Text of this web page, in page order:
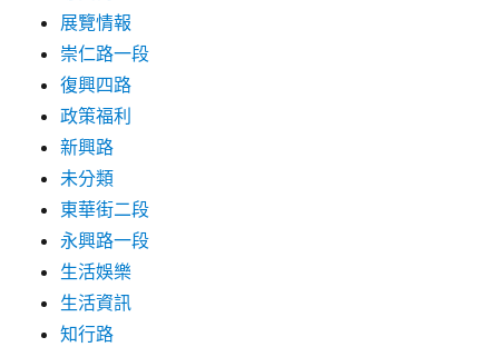
展覽情報
崇仁路一段
復興四路
政策福利
新興路
未分類
東華街二段
永興路一段
生活娛樂
生活資訊
知行路